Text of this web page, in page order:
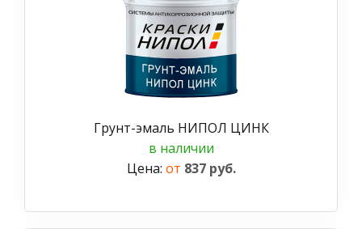
Грунт-эмаль НИПОЛ ЦИНК
в наличии
Цена: от 837 руб.